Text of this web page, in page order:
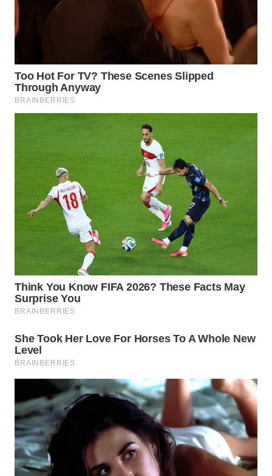
WN
LABUHANBATU
WN
TENGAH
WN DELI
SERDANG
WN
TEBING
TINGGI
PAKPAK
WN
WN
WN
BOGOR
WN
DEPOK